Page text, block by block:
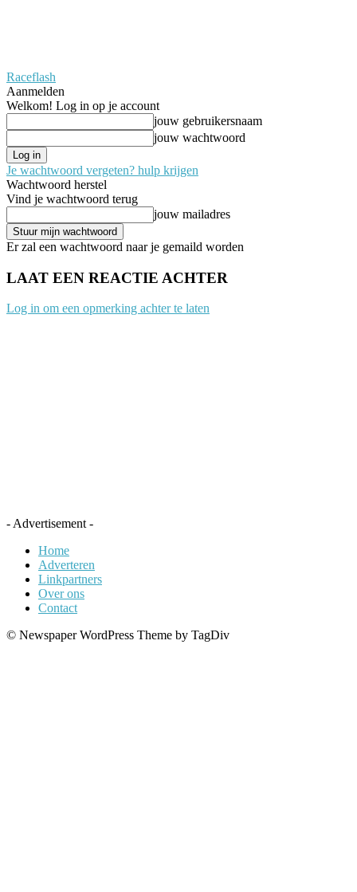
Raceflash
Aanmelden
Welkom! Log in op je account
jouw gebruikersnaam
jouw wachtwoord
Je wachtwoord vergeten? hulp krijgen
Wachtwoord herstel
Vind je wachtwoord terug
jouw mailadres
Er zal een wachtwoord naar je gemaild worden
LAAT EEN REACTIE ACHTER
Log in om een opmerking achter te laten
- Advertisement -
Home
Adverteren
Linkpartners
Over ons
Contact
© Newspaper WordPress Theme by TagDiv